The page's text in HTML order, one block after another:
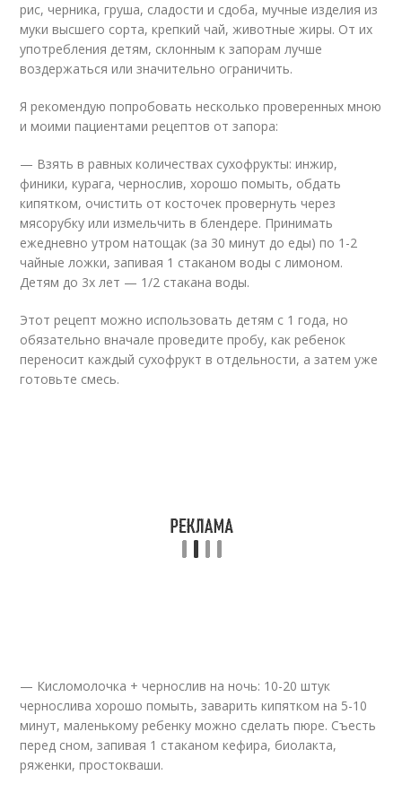
рис, черника, груша, сладости и сдоба, мучные изделия из
муки высшего сорта, крепкий чай, животные жиры. От их
употребления детям, склонным к запорам лучше
воздержаться или значительно ограничить.
Я рекомендую попробовать несколько проверенных мною
и моими пациентами рецептов от запора:
— Взять в равных количествах сухофрукты: инжир,
финики, курага, чернослив, хорошо помыть, обдать
кипятком, очистить от косточек провернуть через
мясорубку или измельчить в блендере. Принимать
ежедневно утром натощак (за 30 минут до еды) по 1-2
чайные ложки, запивая 1 стаканом воды с лимоном.
Детям до 3х лет — 1/2 стакана воды.
Этот рецепт можно использовать детям с 1 года, но
обязательно вначале проведите пробу, как ребенок
переносит каждый сухофрукт в отдельности, а затем уже
готовьте смесь.
— Кисломолочка + чернослив на ночь: 10-20 штук
чернослива хорошо помыть, заварить кипятком на 5-10
минут, маленькому ребенку можно сделать пюре. Съесть
перед сном, запивая 1 стаканом кефира, биолакта,
ряженки, простокваши.